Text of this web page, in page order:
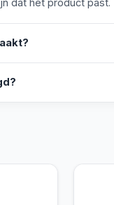
dat het product past.